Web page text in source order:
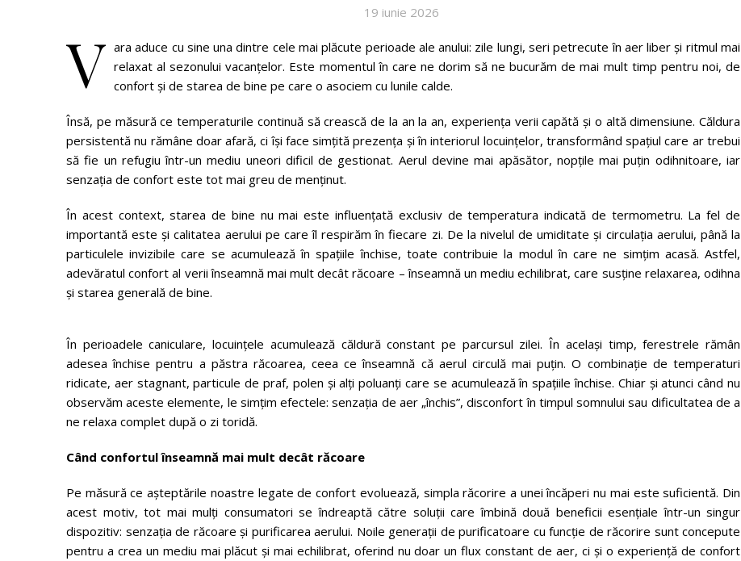
19 iunie 2026
V ara aduce cu sine una dintre cele mai plăcute perioade ale anului: zile lungi, seri petrecute în aer liber și ritmul mai
relaxat al sezonului vacanțelor. Este momentul în care ne dorim să ne bucurăm de mai mult timp pentru noi, de
confort și de starea de bine pe care o asociem cu lunile calde.
Însă, pe măsură ce temperaturile continuă să crească de la an la an, experiența verii capătă și o altă dimensiune. Căldura
persistentă nu rămâne doar afară, ci își face simțită prezența și în interiorul locuințelor, transformând spațiul care ar trebui
să fie un refugiu într-un mediu uneori dificil de gestionat. Aerul devine mai apăsător, nopțile mai puțin odihnitoare, iar
senzația de confort este tot mai greu de menținut.
În acest context, starea de bine nu mai este influențată exclusiv de temperatura indicată de termometru. La fel de
importantă este și calitatea aerului pe care îl respirăm în fiecare zi. De la nivelul de umiditate și circulația aerului, până la
particulele invizibile care se acumulează în spațiile închise, toate contribuie la modul în care ne simțim acasă. Astfel,
adevăratul confort al verii înseamnă mai mult decât răcoare – înseamnă un mediu echilibrat, care susține relaxarea, odihna
și starea generală de bine.
În perioadele caniculare, locuințele acumulează căldură constant pe parcursul zilei. În același timp, ferestrele rămân
adesea închise pentru a păstra răcoarea, ceea ce înseamnă că aerul circulă mai puțin. O combinație de temperaturi
ridicate, aer stagnant, particule de praf, polen și alți poluanți care se acumulează în spațiile închise. Chiar și atunci când nu
observăm aceste elemente, le simțim efectele: senzația de aer „închis”, disconfort în timpul somnului sau dificultatea de a
ne relaxa complet după o zi toridă.
Când confortul înseamnă mai mult decât răcoare
Pe măsură ce așteptările noastre legate de confort evoluează, simpla răcorire a unei încăperi nu mai este suficientă. Din
acest motiv, tot mai mulți consumatori se îndreaptă către soluții care îmbină două beneficii esențiale într-un singur
dispozitiv: senzația de răcoare și purificarea aerului. Noile generații de purificatoare cu funcție de răcorire sunt concepute
pentru a crea un mediu mai plăcut și mai echilibrat, oferind nu doar un flux constant de aer, ci și o experiență de confort